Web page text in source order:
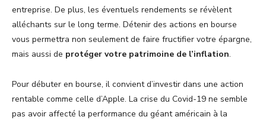
entreprise. De plus, les éventuels rendements se révèlent
alléchants sur le long terme. Détenir des actions en bourse
vous permettra non seulement de faire fructifier votre épargne,
mais aussi de protéger votre patrimoine de l’inflation.
Pour débuter en bourse, il convient d’investir dans une action
rentable comme celle d’Apple. La crise du Covid-19 ne semble
pas avoir affecté la performance du géant américain à la